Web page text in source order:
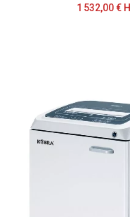
1 532,00 €